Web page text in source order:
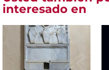
interesado en